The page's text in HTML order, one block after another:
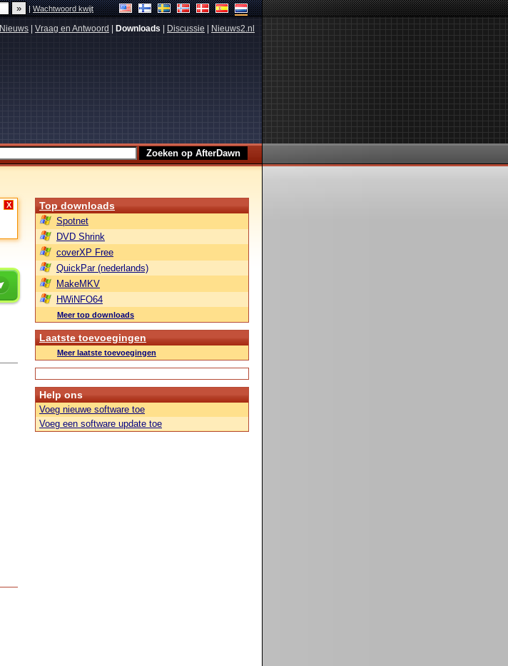
|Wachtwoord kwijt
Nieuws Vraag en Antwoord Downloads Discussie Nieuws2.nl
X Top downloads
Spotnet
DVD Shrink
coverXP Free
QuickPar (nederlands)
MakeMKV
HWiNFO64
Meer top downloads
Laatste toevoegingen
Meer laatste toevoegingen
Help ons
Voeg nieuwe software toe
Voeg een software update toe